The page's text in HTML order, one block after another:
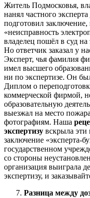
Житель Подмосковья,
нанял частного
подготовил
«неисправность
владелец пошёл в суд
Но ответчик заказал у
Эксперт, чья фамилия
имел высшего
ни по экспертизе. Он
Диплом о
коммерческой фирмой,
образовательную
выезжал на место
фотографиям. Наша
экспертизу вскрыла
заключение «эксперта-
государственном
со стороны
организация выиграла
экспертизу, и
Разница между